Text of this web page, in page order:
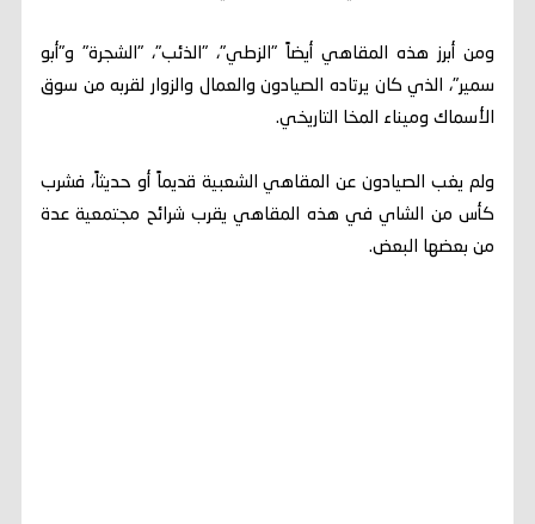
ومن أبرز هذه المقاهي أيضاً "الزطي"، "الذئب"، "الشجرة" و"أبو
سمير"، الذي كان يرتاده الصيادون والعمال والزوار لقربه من سوق
الأسماك وميناء المخا التاريخي.
ولم يغب الصيادون عن المقاهي الشعبية قديماً أو حديثاً، فشرب
كأس من الشاي في هذه المقاهي يقرب شرائح مجتمعية عدة
من بعضها البعض.